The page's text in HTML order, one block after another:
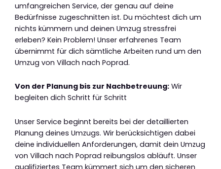
umfangreichen Service, der genau auf deine
Bedürfnisse zugeschnitten ist. Du möchtest dich um
nichts kümmern und deinen Umzug stressfrei
erleben? Kein Problem! Unser erfahrenes Team
übernimmt für dich sämtliche Arbeiten rund um den
Umzug von Villach nach Poprad.
Von der Planung bis zur Nachbetreuung: Wir
begleiten dich Schritt für Schritt
Unser Service beginnt bereits bei der detaillierten
Planung deines Umzugs. Wir berücksichtigen dabei
deine individuellen Anforderungen, damit dein Umzug
von Villach nach Poprad reibungslos abläuft. Unser